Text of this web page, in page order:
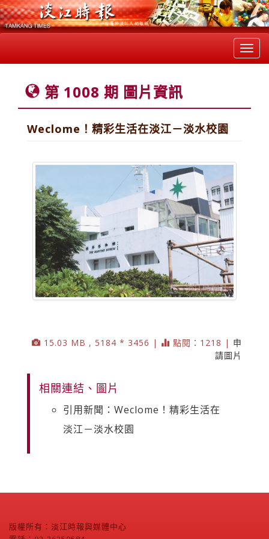
第 1008 期 圖片資訊
Weclome！精彩生活在淡江－淡水校園
15.03 MB , 5184 * 3456 | 點閱：1218 | 申
請圖片
相關連結、圖片
引用新聞：Weclome！精彩生活在
淡江－淡水校園
版權所有：淡江時報與媒體中心